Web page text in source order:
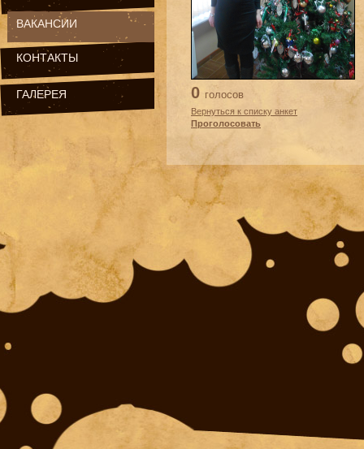
0 голосов
Вернуться к списку анкет
Проголосовать
ВАКАНСИИ
КОНТАКТЫ
ГАЛЕРЕЯ